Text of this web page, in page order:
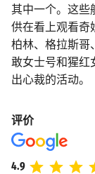
其中一个。这些
供在看上观看奇
柏林、格拉斯哥
敢女士号和猩红
出心裁的活动。
评价
4.9